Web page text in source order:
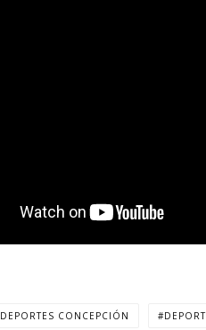
DEPORTES CONCEPCIÓN